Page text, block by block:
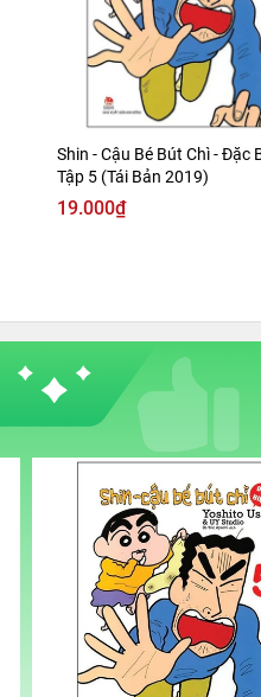
Shin - Cậu Bé Bút Chì - Đặc
Tập 5 (Tái Bản 2019)
19.000₫